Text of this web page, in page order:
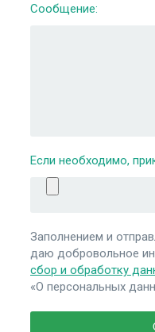
Сообщение:
Если необходимо,
Заполнением и
даю добровольное
сбор и обработку
«О персональных